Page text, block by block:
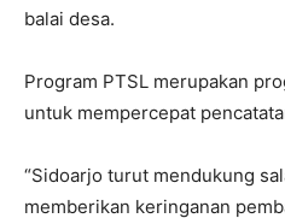
balai desa.
Program PTSL merupakan
untuk mempercepat
“Sidoarjo turut mendukung
memberikan keringanan